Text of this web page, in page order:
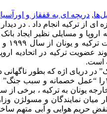
, دریچه ای به قفقاز و اورآسیا
ای از ترکیه انجام داد . در
و مسایلی نظیر ایجاد
عضویت ترکیه در اتحادیه
است.
افزایش طول آبهای ساحلی یونان در دریای اژه
یونان به ترکیه ، برخی از
میان نمایندگان و
حریم هوایی و آبی متهم